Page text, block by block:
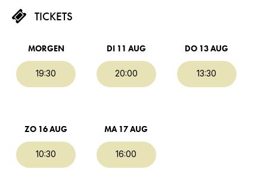
TICKETS
MORGEN
19:30
DI 11 AUG
20:00
DO 13 AUG
13:30
ZO 16 AUG
10:30
MA 17 AUG
16:00